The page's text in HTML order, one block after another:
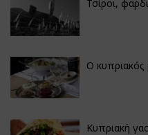
Τσίροι,
Ο κυπριακός
Κυπριακή